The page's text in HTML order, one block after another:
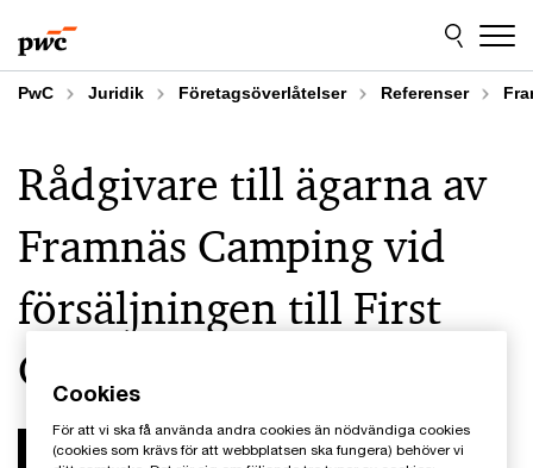
to
content
to
footer
PwC Juridik Företagsöverlåtelser Referenser
Rådgivare till ägarna av
Framnäs Camping vid
försäljningen till First
Camp
Cookies
För att vi ska få använda andra cookies än nödvändiga cookies
(cookies som krävs för att webbplatsen ska fungera) behöver vi